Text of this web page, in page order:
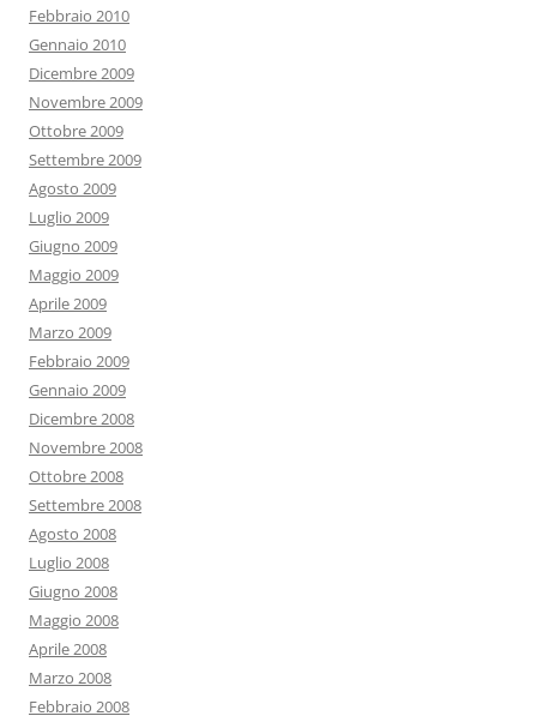
Febbraio 2010
Gennaio 2010
Dicembre 2009
Novembre 2009
Ottobre 2009
Settembre 2009
Agosto 2009
Luglio 2009
Giugno 2009
Maggio 2009
Aprile 2009
Marzo 2009
Febbraio 2009
Gennaio 2009
Dicembre 2008
Novembre 2008
Ottobre 2008
Settembre 2008
Agosto 2008
Luglio 2008
Giugno 2008
Maggio 2008
Aprile 2008
Marzo 2008
Febbraio 2008